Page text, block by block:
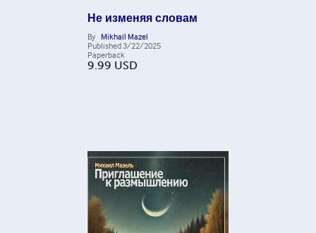
Не изменяя словам
By Mikhail Mazel
Published3/22/2025
Paperback
9.99 USD